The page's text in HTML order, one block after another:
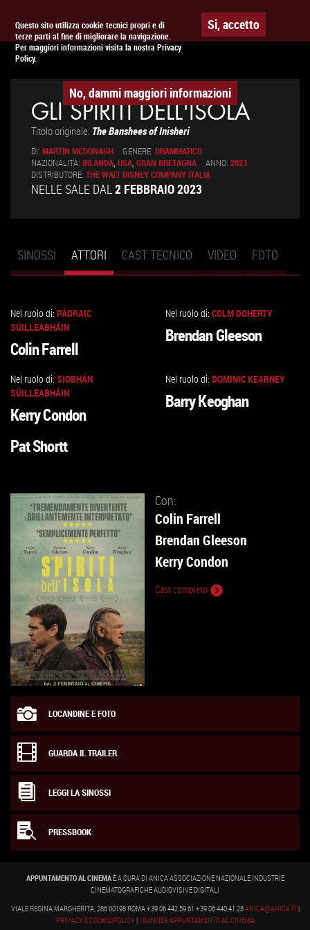
Questo sito utilizza cookie tecnici propri e di
terze parti al fine di migliorare la navigazione.
Per maggiori informazioni visita la nostra Privacy
Policy.
Si, accetto
No, dammi maggiori informazioni
APPUNTAMENTO AL CINEMA
GLI SPIRITI DELL'ISOLA
Titolo originale: The Banshees of Inisheri
DI: MARTIN MCDONAGH GENERE: DRAMMATICO
NAZIONALITÀ: IRLANDA,USA,GRAN BRETAGNA ANNO: 2023
DISTRIBUTORE: THE WALT DISNEY COMPANY ITALIA
NELLE SALE DAL2 FEBBRAIO 2023
Schede primarie
SINOSSI ATTORI (SCHEDA
ATTIVA)
CAST TECNICO VIDEO FOTO
VAI
SCHEDA
Nel ruolo di: PÁDRAIC
SÚILLEABHÁIN
Colin Farrell
ALLA
Nel ruolo di: COLM DOHERTY
Brendan Gleeson
VAI
SCHEDA
Nel ruolo di: SIOBHÁN
SÚILLEABHÁIN
Kerry Condon
ALLA
Nel ruolo di: DOMINIC KEARNEY
Barry Keoghan
VAI
Pat Shortt
Con:
Colin Farrell
Brendan Gleeson
Kerry Condon
Cast completo
LOCANDINE E FOTO
GUARDA IL TRAILER
LEGGI LA SINOSSI
PRESSBOOK
APPUNTAMENTO AL CINEMAÈ A CURA DI ANICA ASSOCIAZIONE NAZIONALE INDUSTRIE
CINEMATOGRAFICHE AUDIOVISIVE DIGITALI
VIALE REGINA MARGHERITA, 286 00198 ROMA +39 06 442.59.61 +39 06 440.41.28ANICA@ANICA.IT|
PRIVACY E COOKIE POLICY| I BANNER APPUNTAMENTO AL CINEMA